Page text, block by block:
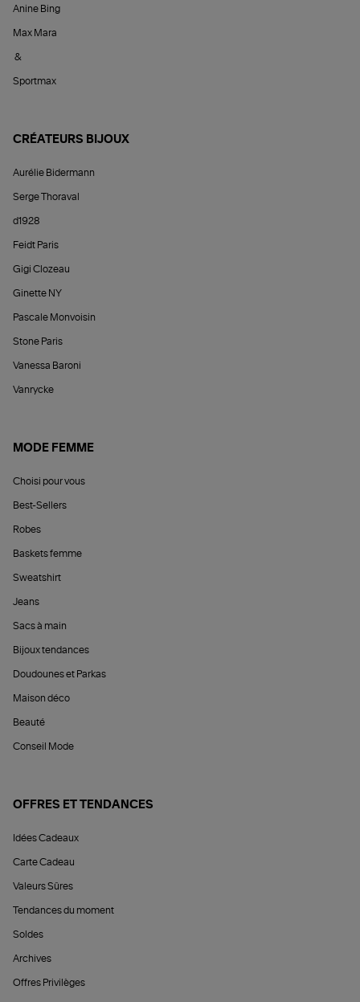
Anine Bing
Max Mara
&
Sportmax
CRÉATEURS BIJOUX
Aurélie Bidermann
Serge Thoraval
d1928
Feidt Paris
Gigi Clozeau
Ginette NY
Pascale Monvoisin
Stone Paris
Vanessa Baroni
Vanrycke
MODE FEMME
Choisi pour vous
Best-Sellers
Robes
Baskets femme
Sweatshirt
Jeans
Sacs à main
Bijoux tendances
Doudounes et Parkas
Maison déco
Beauté
Conseil Mode
OFFRES ET TENDANCES
Idées Cadeaux
Carte Cadeau
Valeurs Sûres
Tendances du moment
Soldes
Archives
Offres Privilèges